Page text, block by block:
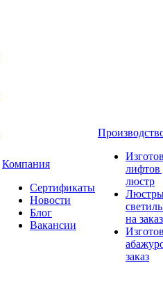
Компания
Сертификаты
Новости
Блог
Вакансии
лифтов
люстр
на заказ
заказ